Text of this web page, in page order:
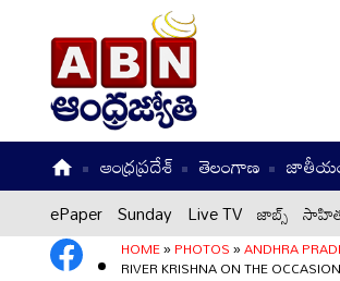
ఆంధ్రప్రదేశ్ తెలంగాణ
ePaper Sunday Live TV జాబ్స్
HOME»PHOTOS»ANDHRA
RIVER KRISHNA ON THE